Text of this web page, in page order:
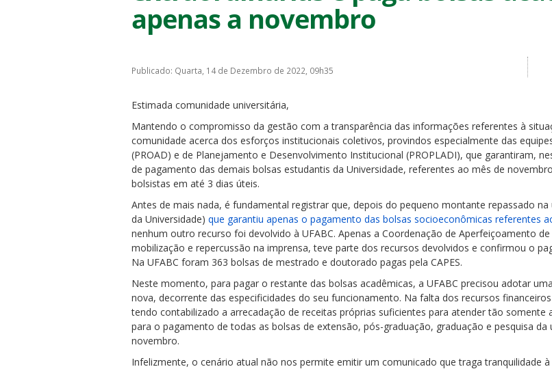
apenas a novembro
Publicado: Quarta, 14 de Dezembro de 2022, 09h35
Estimada comunidade universitária,
Mantendo o compromisso da gestão com a transparência das informações referentes à
comunidade acerca dos esforços institucionais coletivos, provindos especialmente das
(PROAD) e de Planejamento e Desenvolvimento Institucional (PROPLADI), que garantiram,
de pagamento das demais bolsas estudantis da Universidade, referentes ao mês de
bolsistas em até 3 dias úteis.
Antes de mais nada, é fundamental registrar que, depois do pequeno montante repassado
da Universidade) que garantiu apenas o pagamento das bolsas socioeconômicas referentes
nenhum outro recurso foi devolvido à UFABC. Apenas a Coordenação de Aperfeiçoamento
mobilização e repercussão na imprensa, teve parte dos recursos devolvidos e confirmou o
Na UFABC foram 363 bolsas de mestrado e doutorado pagas pela CAPES.
Neste momento, para pagar o restante das bolsas acadêmicas, a UFABC precisou adotar
nova, decorrente das especificidades do seu funcionamento. Na falta dos recursos
tendo contabilizado a arrecadação de receitas próprias suficientes para atender tão somente
para o pagamento de todas as bolsas de extensão, pós-graduação, graduação e pesquisa
novembro.
Infelizmente, o cenário atual não nos permite emitir um comunicado que traga tranquilidade